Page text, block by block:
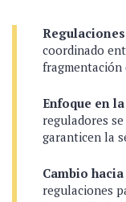
coordinado
fragmentación
Enfoque en
reguladores
garanticen la
Cambio
regulaciones